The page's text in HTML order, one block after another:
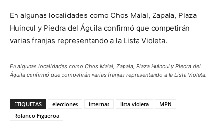
En algunas localidades como Chos Malal, Zapala, Plaza
Huincul y Piedra del Águila confirmó que competirán
varias franjas representando a la Lista Violeta.
En algunas localidades como Chos Malal, Zapala, Plaza Huincul y Piedra del
Águila confirmó que competirán varias franjas representando a la Lista Violeta.
ETIQUETAS elecciones internas lista violeta
MPN
Rolando Figueroa